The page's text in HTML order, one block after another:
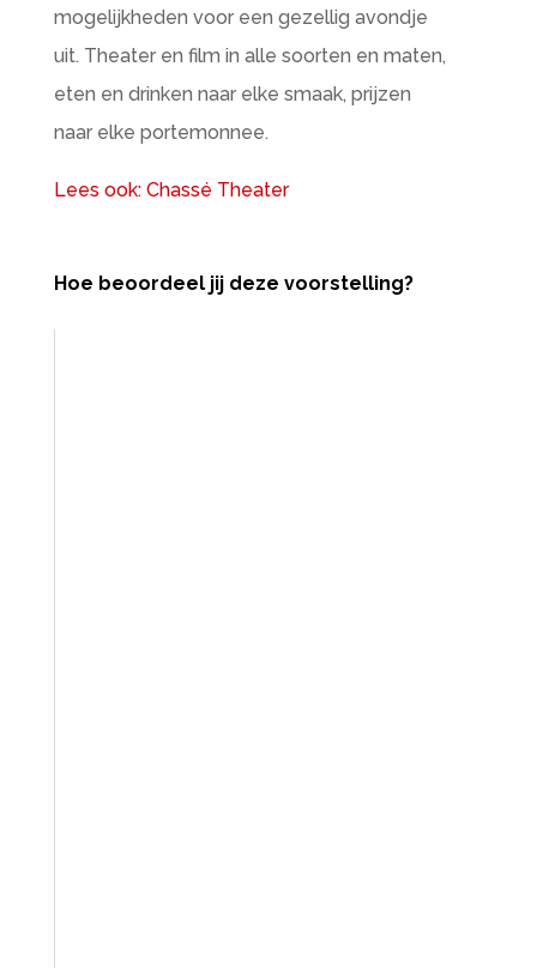
mogelijkheden voor een gezellig avondje
uit. Theater en film in alle soorten en maten,
eten en drinken naar elke smaak, prijzen
naar elke portemonnee.
Lees ook: Chassé Theater
Hoe beoordeel jij deze voorstelling?